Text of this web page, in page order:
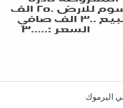
اليرموك